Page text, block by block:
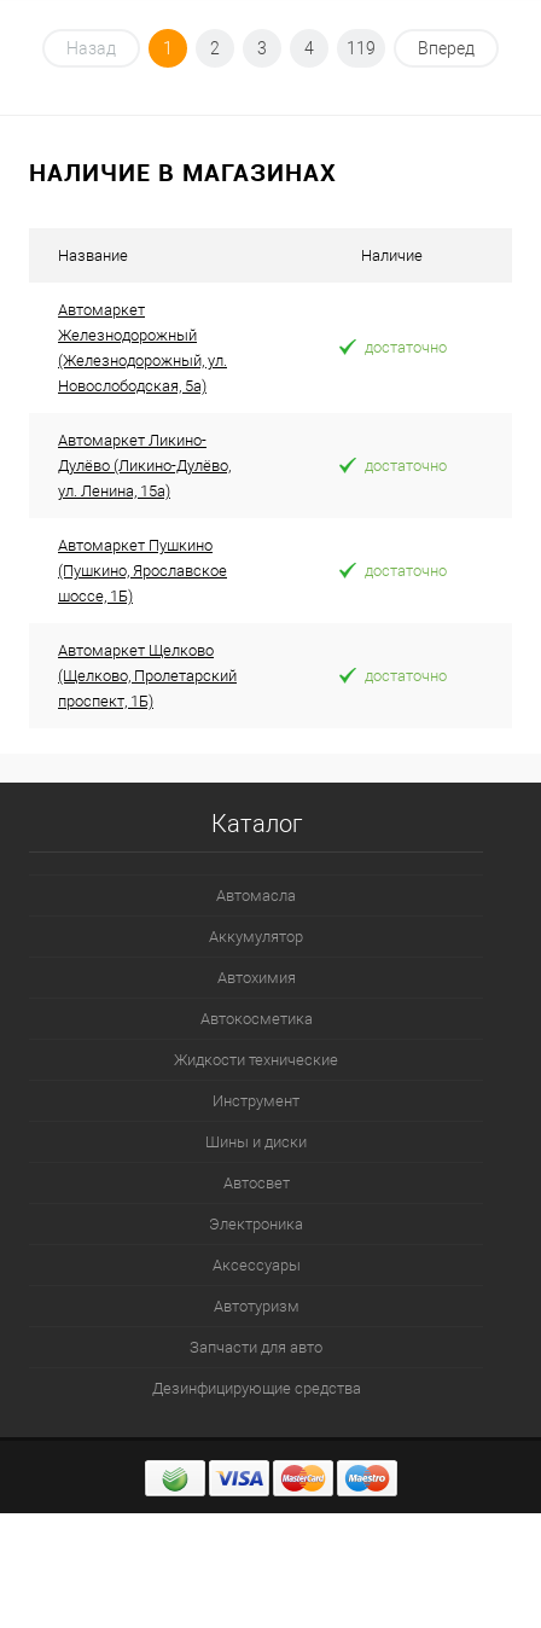
Под заказ
Назад 1 2 3 4 119 Вперед
НАЛИЧИЕ В МАГАЗИНАХ
Название Наличие
Автомаркет
Железнодорожный
(Железнодорожный, ул.
Новослободская, 5а)
достаточно
Автомаркет Ликино-
Дулёво (Ликино-Дулёво,
ул. Ленина, 15а)
достаточно
Автомаркет Пушкино
(Пушкино, Ярославское
шоссе, 1Б)
достаточно
Автомаркет Щелково
(Щелково, Пролетарский
проспект, 1Б)
достаточно
Каталог
Автомасла
Аккумулятор
Автохимия
Автокосметика
Жидкости технические
Инструмент
Шины и диски
Автосвет
Электроника
Аксессуары
Автотуризм
Запчасти для авто
Дезинфицирующие средства